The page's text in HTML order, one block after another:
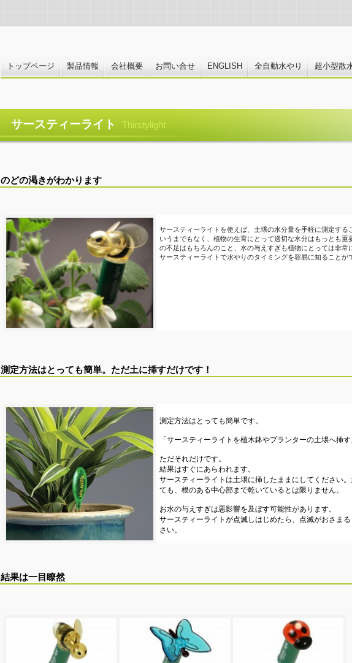
サースティーライト Thirstylight
のどの渇きがわかります
サースティーライトを使えば、土壌の水分量を手軽に測定する
いうまでもなく、植物の生育にとって適切な水分はもっとも重
の不足はもちろんのこと、水の与えすぎも植物にとっては非常
サースティーライトで水やりのタイミングを容易に知ることが
測定方法はとっても簡単。ただ土に挿すだけです！
測定方法はとっても簡単です。
「サースティーライトを植木鉢やプランターの土壌へ挿す
ただそれだけです。
結果はすぐにあらわれます。
サースティーライトは土壌に挿したままにしてください
ても、根のある中心部まで乾いているとは限りません。
お水の与えすぎは悪影響を及ぼす可能性があります。
サースティーライトが点滅しはじめたら、点滅がおさま
さい。
結果は一目瞭然
トップページ 製品情報 会社概要 お問い合せ ENGLISH 全自動水やり 超小型散